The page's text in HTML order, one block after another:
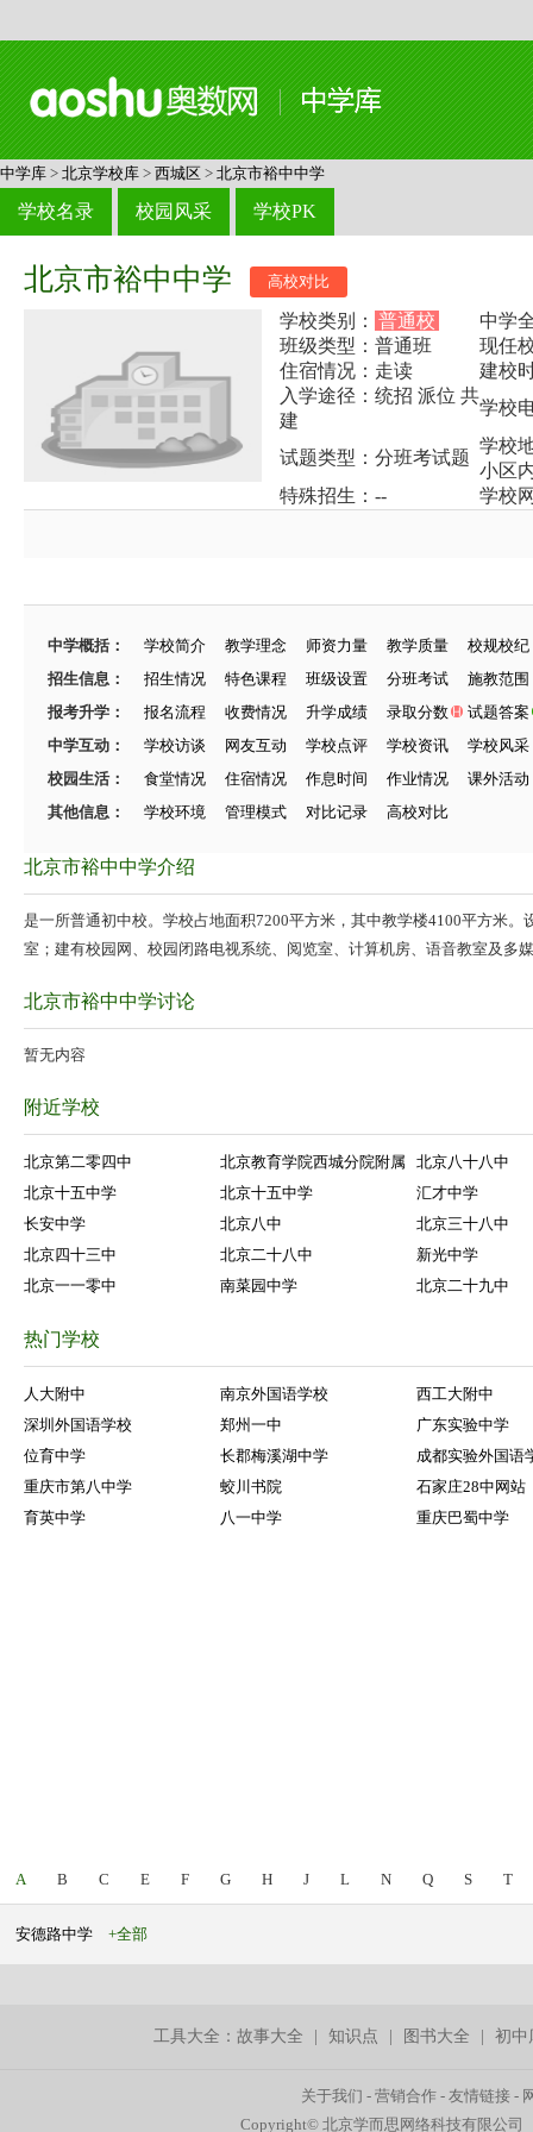
中学库 > 北京学校库 > 西城区 > 北京市裕中中学
学校名录 校园风采 学校PK
北京市裕中中学 高校对比
学校类别： 普通校
中学
班级类型：普通班
现任
住宿情况：走读
建校
入学途径：统招 派位 共
建
学校
试题类型：分班考试题
学校
小区
特殊招生：--
学校
中学概括： 学校简介 教学理念 师资力量 教学质量
校规校纪
招生信息：
招生情况 特色课程 班级设置 分班考试
施教范围
报考升学：
报名流程 收费情况 升学成绩 录取分数
试题答案
中学互动：
学校访谈 网友互动 学校点评 学校资讯
学校风采
校园生活：
食堂情况 住宿情况 作息时间 作业情况
课外活动
其他信息：
学校环境 管理模式 对比记录 高校对比
北京市裕中中学介绍
是一所普通初中校。学校占地面积7200平方米，其中教学楼4100平方米
室；建有校园网、校园闭路电视系统、阅览室、计算机房、语音教室及多
北京市裕中中学讨论
暂无内容
附近学校
北京第二零四中 北京教育学院西城分院附属 北京八十八中
北京十五中学
北京十五中学
汇才中学
长安中学
北京八中
北京三十八中
北京四十三中
北京二十八中
新光中学
北京一一零中
南菜园中学 北京二十九中
热门学校
人大附中 南京外国语学校
西工大附中
深圳外国语学校
郑州一中
广东实验中学
位育中学
长郡梅溪湖中学
成都实验外国语
重庆市第八中学
蛟川书院
石家庄28中网站
育英中学
八一中学 重庆巴蜀中学
A B C E F G H J L N Q S T
安德路中学 +全部
工具大全：故事大全 |知识点 图书大全 |初中
关于我们 -营销合作 -友情链接 -
Copyright© 北京学而思网络科技有限公司